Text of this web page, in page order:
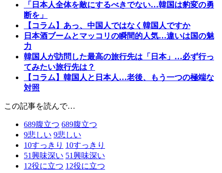
「日本人全体を敵にするべきでない…韓国は豹変の勇
断を」
【コラム】あっ、中国人ではなく韓国人ですか
日本酒ブームとマッコリの瞬間的人気…違いは国の魅
力
韓国人が訪問した最高の旅行先は「日本」…必ず行っ
てみたい旅行先は？
【コラム】韓国人と日本人…老後、もう一つの極端な
対照
この記事を読んで…
689腹立つ 689腹立つ
9悲しい 9悲しい
10すっきり 10すっきり
51興味深い 51興味深い
12役に立つ 12役に立つ